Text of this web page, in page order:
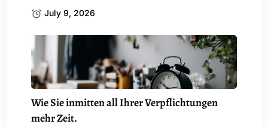
July 9, 2026
Wie Sie inmitten all Ihrer Verpflichtungen
mehr Zeit.